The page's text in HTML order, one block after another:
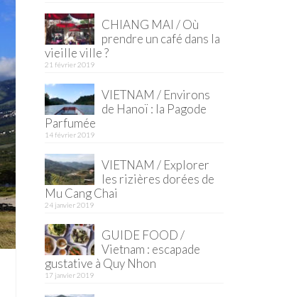
CHIANG MAI / Où
prendre un café dans la
vieille ville ?
21 février 2019
VIETNAM / Environs
de Hanoï : la Pagode
Parfumée
14 février 2019
VIETNAM / Explorer
les rizières dorées de
Mu Cang Chai
24 janvier 2019
GUIDE FOOD /
Vietnam : escapade
gustative à Quy Nhon
17 janvier 2019